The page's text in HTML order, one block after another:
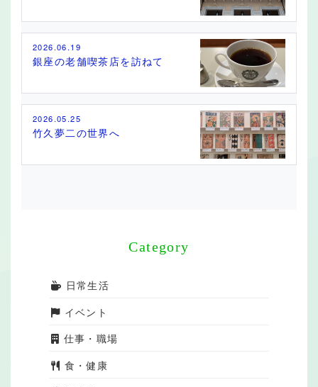
2026.06.19
銀座の老舗喫茶店を訪ねて
2026.05.25
竹久夢二の世界へ
Category
日常生活
イベント
仕事・職場
食・健康